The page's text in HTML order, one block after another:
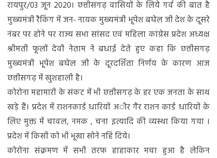
बघेल
जी
बहुत
बधाई-
फूलों
रायपुर/03 जून 2020। छत्तीसगढ़ वासियों के लिये गर्व की बात है
मुख्यमंत्री रैकिंग में जन- नायक मुख्यमंत्री भूपेश बघेल जी देश के दूसरे
नंबर पर होने पर राज्य सभा सांसद एवं महिला कांग्रेस प्रदेश अध्यक्ष
श्रीमती फूलों देवी नेताम ने बधाई देते हुए कहा कि छत्तीसगढ़
मुख्यमंत्री भूपेश बघेल जी के दूरदर्शिता निर्णय के कारण आज
छत्तीसगढ़ में खुशहाली है।
कोरोना महामारी के संकट में भी छत्तीसगढ़ के हर एक जनता के साथ
खड़े हैं। प्रदेश में राशनकार्ड धारियों अौर गैर राशन कार्ड धारियों के
लिए मुक्त में चावल, नमक , चना इत्यादि की व्यस्था किया गया ।
प्रदेश में किसी को भी भूखा सोने नहिं दिये।
कोरोना संक्रमण में सभी तरफ हाहाकार मचा हुआ है लेकिन